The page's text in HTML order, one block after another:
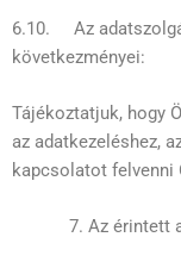
6.10. Az
következményei:
Tájékoztatjuk, hogy
az adatkezeléshez,
kapcsolatot felvenni
Az érintett